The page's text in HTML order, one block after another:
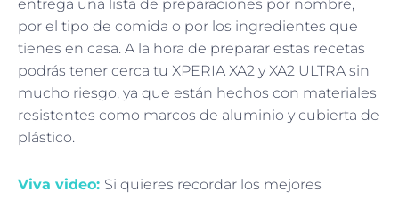
entrega una lista de preparaciones por nombre,
por el tipo de comida o por los ingredientes que
tienes en casa. A la hora de preparar estas recetas
podrás tener cerca tu XPERIA XA2 y XA2 ULTRA sin
mucho riesgo, ya que están hechos con materiales
resistentes como marcos de aluminio y cubierta de
plástico.
Viva video: Si quieres recordar los mejores